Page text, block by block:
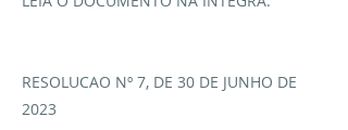
RESOLUCAO Nº 7, DE 30 DE JUNHO DE
2023